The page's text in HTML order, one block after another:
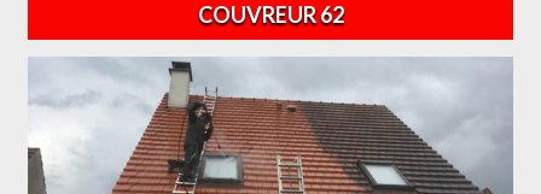
COUVREUR 62